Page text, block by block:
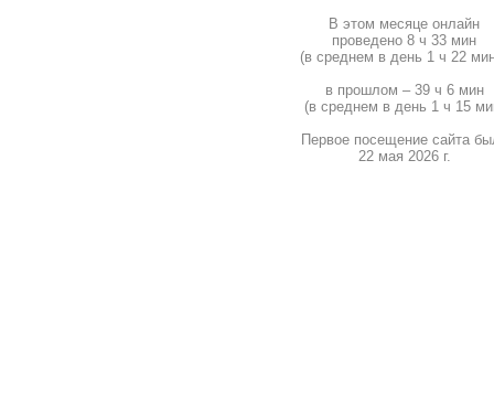
В этом месяце онлайн
проведено 8 ч 33 мин
(в среднем в день 1 ч 22
в прошлом – 39 ч 6 мин
(в среднем в день 1 ч 15
Первое посещение сайта
22 мая 2026 г.